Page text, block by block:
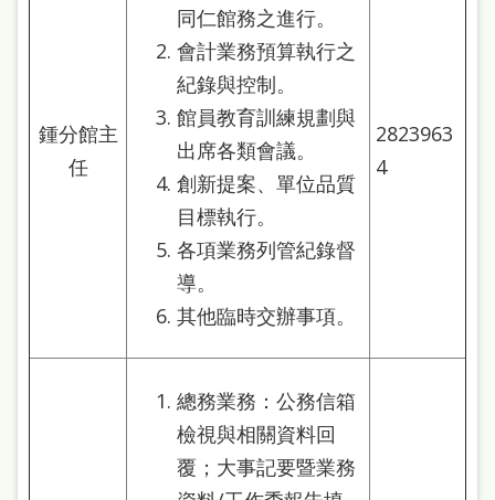
鍾分館主
任
同仁館務之進行。
會計業務預算執行之
紀錄與控制。
館員教育訓練規劃與
出席各類會議。
創新提案、單位品質
目標執行。
各項業務列管紀錄督
導。
其他臨時交辦事項。
2823963
4
總務業務：公務信箱
檢視與相關資料回
覆；大事記要暨業務